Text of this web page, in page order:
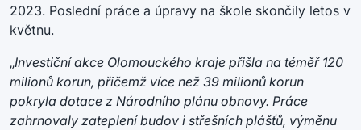
2023. Poslední práce a úpravy na škole skončily letos v
květnu.
„Investiční akce Olomouckého kraje přišla na téměř 120
milionů korun, přičemž více než 39 milionů korun
pokryla dotace z Národního plánu obnovy. Práce
zahrnovaly zateplení budov i střešních plášťů, výměnu